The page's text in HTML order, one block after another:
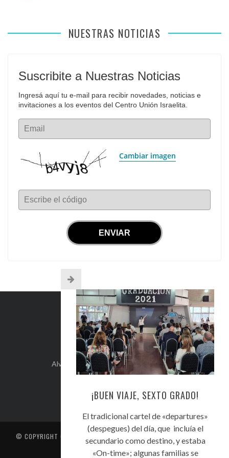
NUESTRAS NOTICIAS
Suscribite a Nuestras Noticias
Ingresá aquí tu e-mail para recibir novedades, noticias e
invitaciones a los eventos del Centro Unión Israelita.
Email
Cambiar imagen
Escribe el código
¡BUEN VIAJE, SEXTO GRADO!
El tradicional cartel de «departures»
(despegues) del día, que incluía el
secundario como destino, y estaba
«On-time»; algunas familias se
INFO DE CONTACTO
Alvear 254, Córdoba Capital, Argentina.
+54-351-5892071
© COPYRIGHT CENTRO UNIÓN ISRAELITA DE CÓRDOBA
. TODOS LOS
DERECHOS RESERVADOS